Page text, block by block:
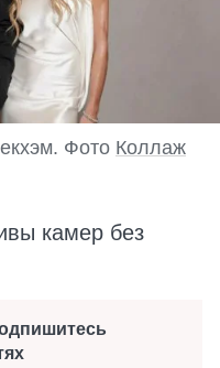
Фото Коллаж
камер без